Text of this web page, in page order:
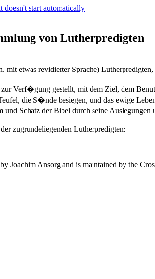
start automatically
von Lutherpredigten
mit etwas revidierter Sprache)
Verf�gung gestellt, mit dem Ziel, dem
die S�nde besiegen, und das ewige
und Schatz der Bibel durch seine
zugrundeliegenden Lutherpredigten:
Joachim Ansorg and is maintained by the